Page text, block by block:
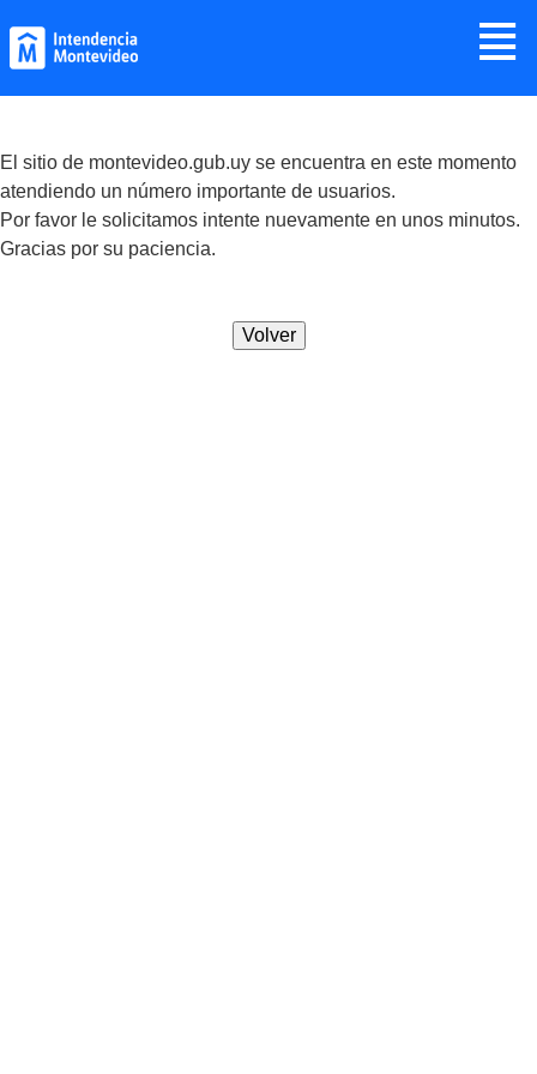
≣
El sitio de montevideo.gub.uy se encuentra en este momento
atendiendo un número importante de usuarios.
Por favor le solicitamos intente nuevamente en unos minutos.
Gracias por su paciencia.
Volver